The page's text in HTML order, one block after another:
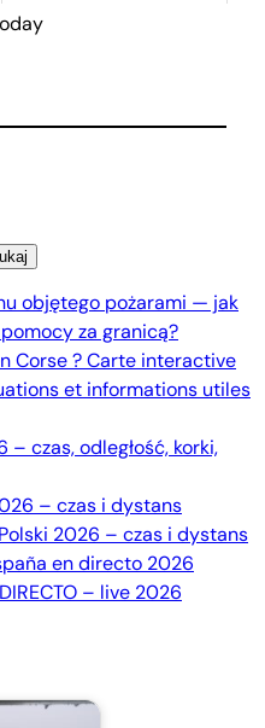
objętego pożarami — jak
za granicą?
Corse ? Carte interactive
et informations utiles
czas, odległość, korki,
– czas i dystans
2026 – czas i dystans
en directo 2026
– live 2026